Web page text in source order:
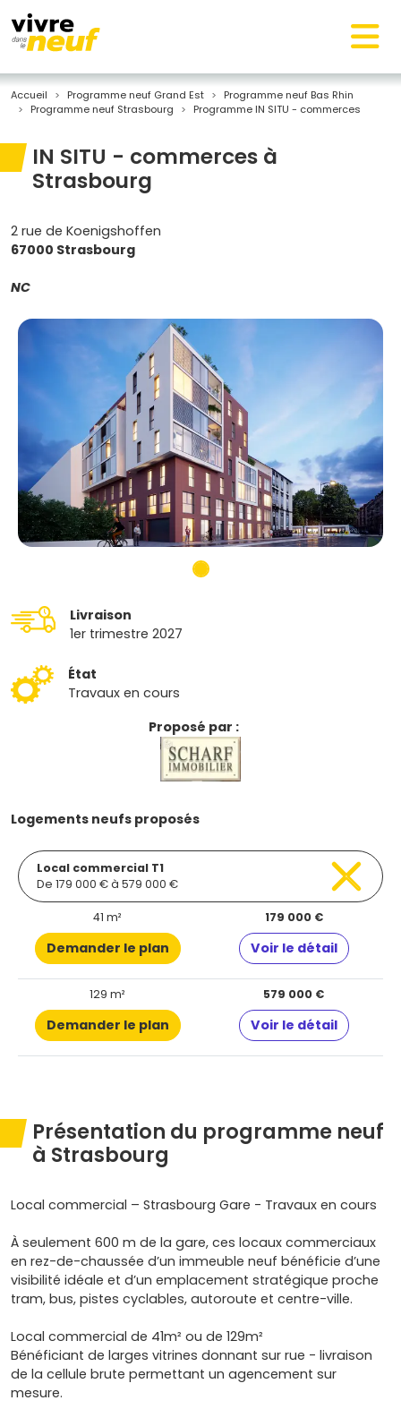
Accueil Programme neuf Grand Est
Programme neuf Bas Rhin
Programme neuf Strasbourg
Programme IN SITU - commerces
IN SITU - commerces à
Strasbourg
2 rue de Koenigshoffen
67000 Strasbourg
NC
Livraison
1er trimestre 2027
État
Travaux en cours
Proposé par :
Logements neufs proposés
Local commercial T1
De 179 000 € à 579 000 €
41 m² 179 000 €
Demander le plan Voir le détail
129 m² 579 000 €
Demander le plan Voir le détail
Présentation du programme neuf
à Strasbourg
Local commercial – Strasbourg Gare - Travaux en cours
À seulement 600 m de la gare, ces locaux commerciaux
en rez-de-chaussée d’un immeuble neuf bénéficie d’une
visibilité idéale et d’un emplacement stratégique proche
tram, bus, pistes cyclables, autoroute et centre-ville.
Local commercial de 41m² ou de 129m²
Bénéficiant de larges vitrines donnant sur rue - livraison
de la cellule brute permettant un agencement sur
mesure.